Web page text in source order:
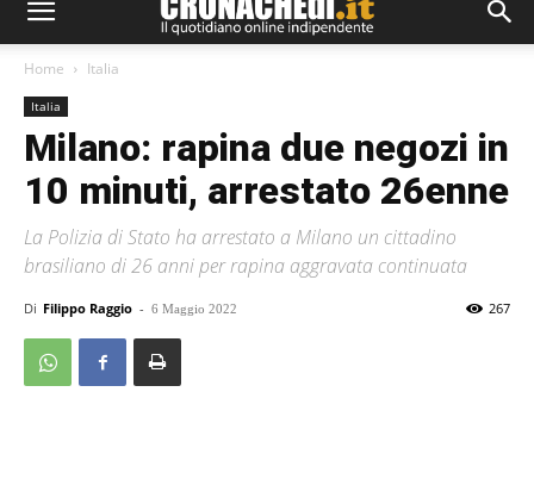
Home Italia
Italia
Milano: rapina due negozi in
10 minuti, arrestato 26enne
La Polizia di Stato ha arrestato a Milano un cittadino
brasiliano di 26 anni per rapina aggravata continuata
Di Filippo Raggio - 6 Maggio 2022 267